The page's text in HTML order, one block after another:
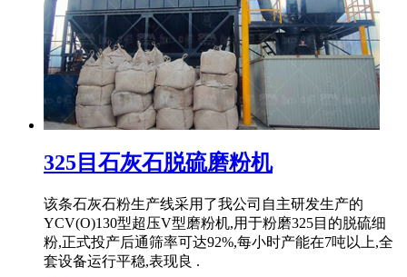
325目石灰石脱硫磨粉机
该条石灰石粉生产线采用了我公司自主研发生产的
YCV(O)130型超压V型磨粉机,用于粉磨325目的脱硫细
粉,正式投产后通筛率可达92%,每小时产能在7吨以上,全
套设备运行平稳,表现良 .